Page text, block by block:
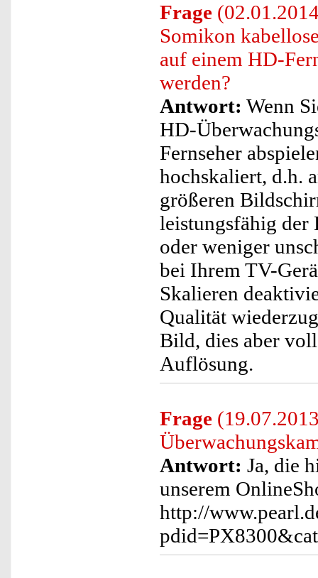
Frage
Somikon
auf einem HD-
werden?
Antwort: Wenn
HD-
Fernseher
hochskaliert, d.h.
größeren
leistungsfähig der
oder weniger
bei Ihrem TV-
Skalieren
Qualität
Bild, dies aber
Auflösung.
Frage
Antwort: Ja, die
unserem
http://